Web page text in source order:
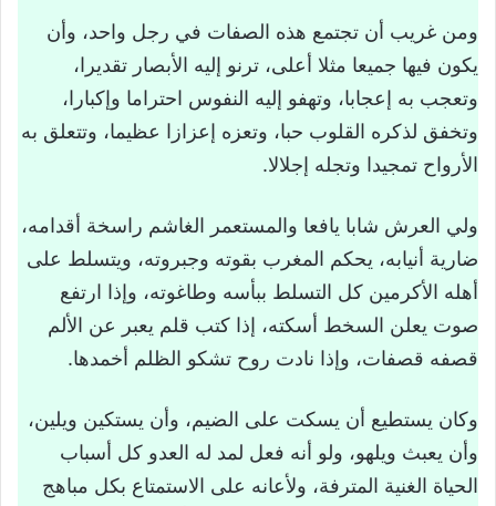
العنوان (درس في الوطنية)
بداية النص
نهاية النص
نوعية النص
فهم النص
الفكرة المحورية
تحليل النص
الأفكار الأساسية
السرد والوصف في النص
الشخصية الرئيسية داخل النص
التركيب والتقويم
تحميل درس النص القرائي درس في الوطنية
ومن غريب أن تجتمع هذه الصفات في رجل واحد، وأن
يكون فيها جميعا مثلا أعلى، ترنو إليه الأبصار تقديرا،
وتعجب به إعجابا، وتهفو إليه النفوس احتراما وإكبارا،
وتخفق لذكره القلوب حبا، وتعزه إعزازا عظيما، وتتعلق به
الأرواح تمجيدا وتجله إجلالا.
ولي العرش شابا يافعا والمستعمر الغاشم راسخة أقدامه،
ضارية أنيابه، يحكم المغرب بقوته وجبروته، ويتسلط على
أهله الأكرمين كل التسلط ببأسه وطاغوته، وإذا ارتفع
صوت يعلن السخط أسكته، إذا كتب قلم يعبر عن الألم
قصفه قصفات، وإذا نادت روح تشكو الظلم أخمدها.
وكان يستطيع أن يسكت على الضيم، وأن يستكين ويلين،
وأن يعبث ويلهو، ولو أنه فعل لمد له العدو كل أسباب
الحياة الغنية المترفة، ولأعانه على الاستمتاع بكل مباهج